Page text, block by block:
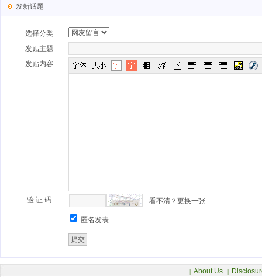
发新话题
选择分类
发贴主题
发贴内容
验 证 码 看不清？更换一张
匿名发表
| About Us |